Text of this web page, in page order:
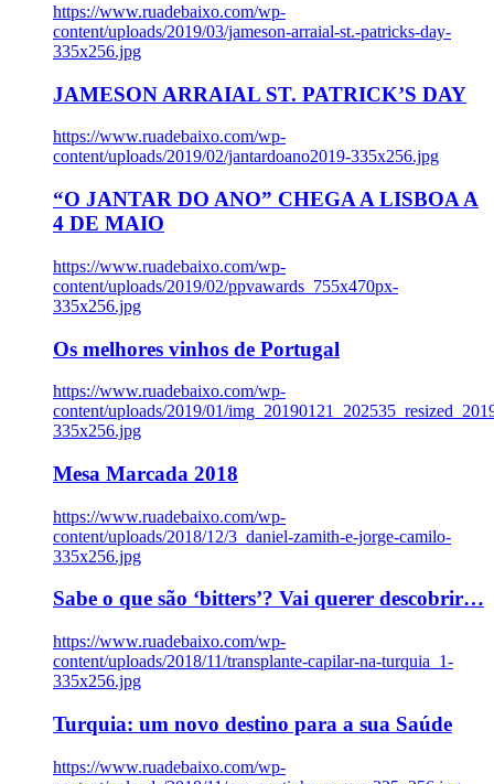
https://www.ruadebaixo.com/wp-
content/uploads/2019/03/jameson-arraial-st.-patricks-day-
335x256.jpg
JAMESON ARRAIAL ST. PATRICK’S DAY
https://www.ruadebaixo.com/wp-
content/uploads/2019/02/jantardoano2019-335x256.jpg
“O JANTAR DO ANO” CHEGA A LISBOA A
4 DE MAIO
https://www.ruadebaixo.com/wp-
content/uploads/2019/02/ppvawards_755x470px-
335x256.jpg
Os melhores vinhos de Portugal
https://www.ruadebaixo.com/wp-
content/uploads/2019/01/
335x256.jpg
Mesa Marcada 2018
https://www.ruadebaixo.com/wp-
content/uploads/2018/12/3_daniel-zamith-e-jorge-camilo-
335x256.jpg
Sabe o que são ‘bitters’? Vai querer descobrir…
https://www.ruadebaixo.com/wp-
content/uploads/2018/11/transplante-capilar-na-turquia_1-
335x256.jpg
Turquia: um novo destino para a sua Saúde
https://www.ruadebaixo.com/wp-